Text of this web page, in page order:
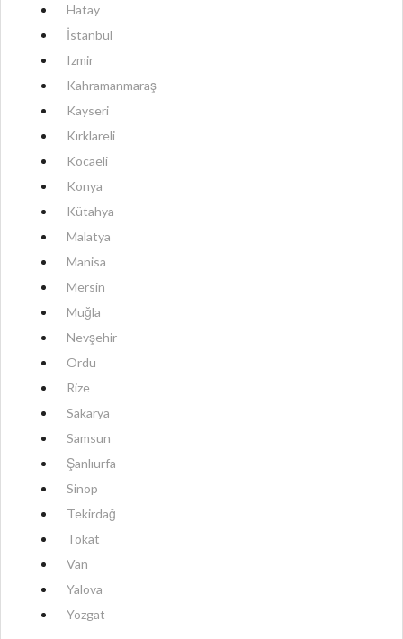
Hatay
İstanbul
Izmir
Kahramanmaraş
Kayseri
Kırklareli
Kocaeli
Konya
Kütahya
Malatya
Manisa
Mersin
Muğla
Nevşehir
Ordu
Rize
Sakarya
Samsun
Şanlıurfa
Sinop
Tekirdağ
Tokat
Van
Yalova
Yozgat